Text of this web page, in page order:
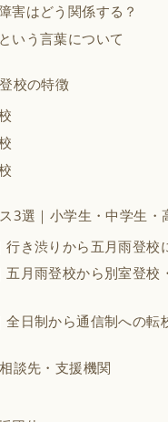
害はどう関係する？
いう言葉について
校の特徴
3選｜小学生・中学生・
行き渋りから五月雨登校
月雨登校から別室登校
全日制から通信制への転
談先・支援機関